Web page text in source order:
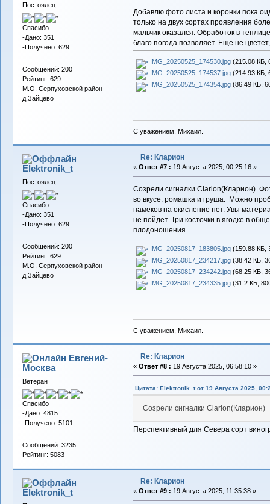
Постоялец
Спасибо
-Дано: 351
-Получено: 629
Сообщений: 200
Рейтинг: 629
М.О. Серпуховской район
д.Зайцево
Добавлю фото листа и коронки пока
только на двух сортах проявления
мальчик оказался. Обработок в
благо погода позволяет. Еще не
IMG_20250525_174530.jpg(215.08 КБ,
IMG_20250525_174537.jpg(214.93 КБ,
IMG_20250525_174354.jpg(86.49 КБ,
С уважением, Михаил.
Elektronik_t
Постоялец
Спасибо
-Дано: 351
-Получено: 629
Сообщений: 200
Рейтинг: 629
М.О. Серпуховской район
д.Зайцево
Re: Кларион
« Ответ #7 : 19 Августа 2025, 00:25:16 »
Созрели сигналки Clarion(Кларион).
во вкусе: ромашка и груша. Можно
намеков на окисление нет. Увы
не пойдет. Три косточки в ягодке в
плодоношения.
IMG_20250817_183805.jpg(159.88 КБ,
IMG_20250817_234217.jpg(38.42 КБ,
IMG_20250817_234242.jpg(68.25 КБ,
IMG_20250817_234335.jpg(31.2 КБ,
С уважением, Михаил.
Евгений-
Москва
Ветеран
Спасибо
-Дано: 4815
-Получено: 5101
Сообщений: 3235
Рейтинг: 5083
Re: Кларион
« Ответ #8 : 19 Августа 2025, 06:58:10 »
Цитата: Elektronik_t от 19 Августа 2025,
Созрели сигналки Clarion(Кларион)
Перспективный для Севера сорт
Elektronik_t
Re: Кларион
« Ответ #9 : 19 Августа 2025, 11:35:38 »